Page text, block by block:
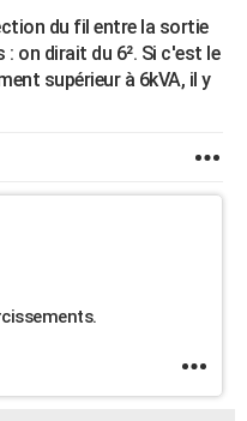
du fil entre la sortie
on dirait du 6². Si c'est le
supérieur à 6kVA, il y